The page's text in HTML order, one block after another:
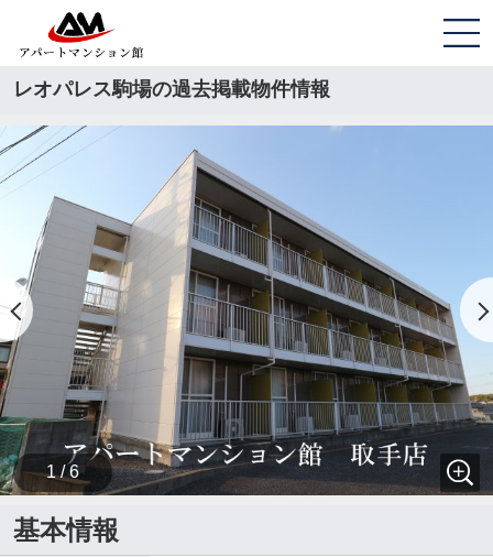
レオパレス駒場の過去掲載物件情報
1 / 6
基本情報